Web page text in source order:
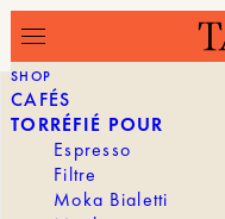
SHOP
CAFÉS
TORRÉFIÉ POUR
Espresso
Filtre
Moka Bialetti